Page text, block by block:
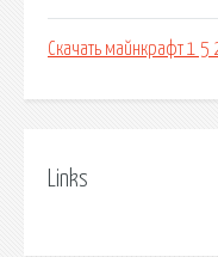
Скачать майнкрафт 1 5
Links